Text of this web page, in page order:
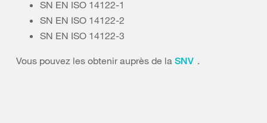
SN EN ISO 14122-1
SN EN ISO 14122-2
SN EN ISO 14122-3
Vous pouvez les obtenir auprès de la SNV .